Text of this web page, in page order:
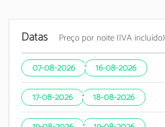
Datas Preço por noite (IVA incluído)
07-08-2026 · 16-08-2026
17-08-2026 · 18-08-2026